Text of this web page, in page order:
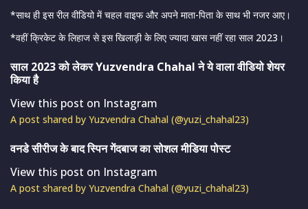
*साथ ही इस रील वीडियो में चहल वाइफ और अपने माता-पिता के साथ भी नजर आए।
*वहीं क्रिकेट के लिहाज से इस खिलाड़ी के लिए ज्यादा खास नहीं रहा साल 2023।
साल 2023 को लेकर Yuzvendra Chahal ने ये वाला वीडियो शेयर
किया है
View this post on Instagram
A post shared by Yuzvendra Chahal (@yuzi_chahal23)
वनडे सीरीज के बाद स्पिन गेंदबाज का सोशल मीडिया पोस्ट
View this post on Instagram
A post shared by Yuzvendra Chahal (@yuzi_chahal23)